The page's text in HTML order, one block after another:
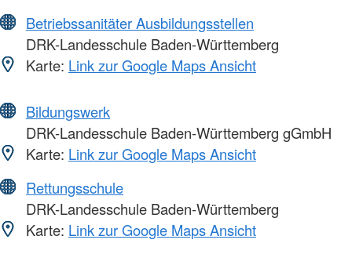
Betriebssanitäter Ausbildungsstellen
DRK-Landesschule Baden-Württemberg
Karte: Link zur Google Maps Ansicht
Bildungswerk
DRK-Landesschule Baden-Württemberg gGmbH
Karte: Link zur Google Maps Ansicht
Rettungsschule
DRK-Landesschule Baden-Württemberg
Karte: Link zur Google Maps Ansicht